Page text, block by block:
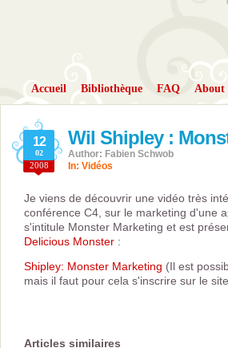
Accueil Bibliothèque FAQ About
Wil Shipley :
12
02
2008
Author: Fabien Schwob
In: Vidéos
Je viens de découvrir une vidéo très
conférence C4, sur le marketing d'une
s'intitule Monster Marketing et est
Delicious Monster :
Shipley: Monster Marketing (Il est
mais il faut pour cela s'inscrire sur le
Articles similaires